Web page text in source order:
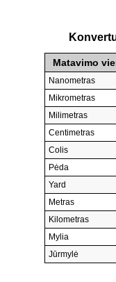
Matavimo
Nanometras
Mikrometras
Milimetras
Centimetras
Colis
Pėda
Yard
Metras
Kilometras
Mylia
Jūrmylė